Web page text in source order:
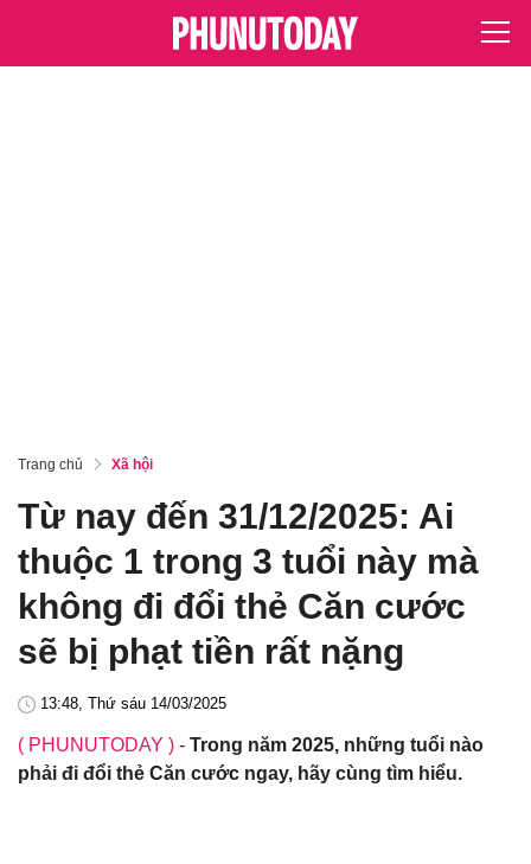
Trang chủ Xã hội
Từ nay đến 31/12/2025: Ai
thuộc 1 trong 3 tuổi này mà
không đi đổi thẻ Căn cước
sẽ bị phạt tiền rất nặng
13:48, Thứ sáu 14/03/2025
( PHUNUTODAY ) - Trong năm 2025, những tuổi nào
phải đi đổi thẻ Căn cước ngay, hãy cùng tìm hiểu.